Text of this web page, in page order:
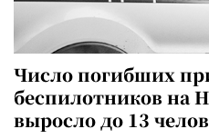
Число погибших
беспилотников на
выросло до 13